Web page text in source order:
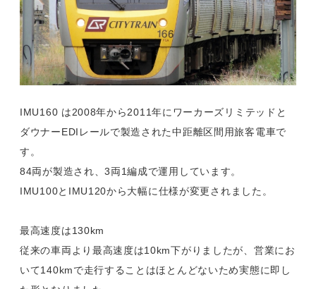
IMU160 は2008年から2011年にワーカーズリミテッドと
ダウナーEDIレールで製造された中距離区間用旅客電車で
す。
84両が製造され、3両1編成で運用しています。
IMU100とIMU120から大幅に仕様が変更されました。
最高速度は130km
従来の車両より最高速度は10km下がりましたが、営業にお
いて140kmで走行することはほとんどないため実態に即し